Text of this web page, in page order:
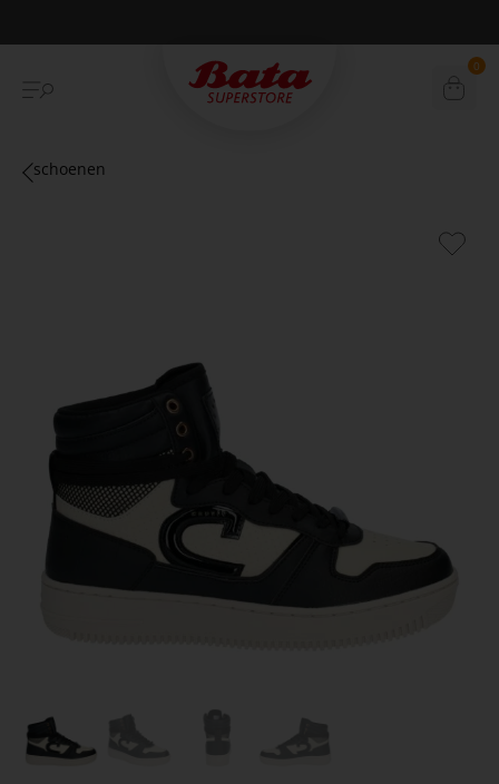
Betaal achteraf met Klarna 0
schoenen